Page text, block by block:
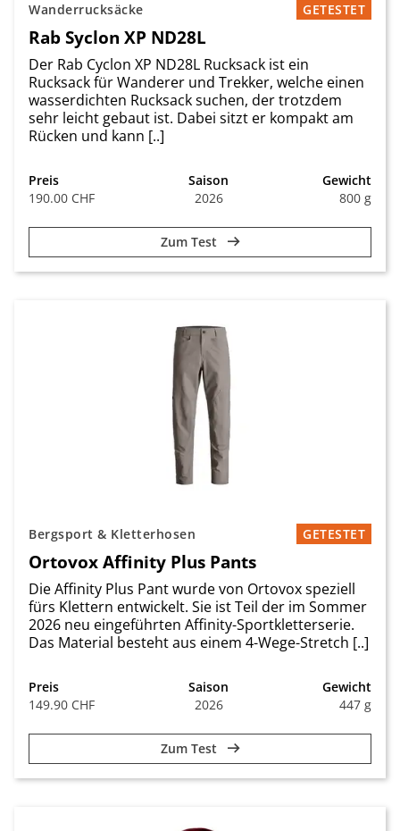
Wanderrucksäcke GETESTET
Rab Syclon XP ND28L
Der Rab Cyclon XP ND28L Rucksack ist ein
Rucksack für Wanderer und Trekker, welche einen
wasserdichten Rucksack suchen, der trotzdem
sehr leicht gebaut ist. Dabei sitzt er kompakt am
Rücken und kann [..]
Preis
190.00 CHF
Saison
2026
Gewicht
800 g
Zum Test
Bergsport & Kletterhosen GETESTET
Ortovox Affinity Plus Pants
Die Affinity Plus Pant wurde von Ortovox speziell
fürs Klettern entwickelt. Sie ist Teil der im Sommer
2026 neu eingeführten Affinity-Sportkletterserie.
Das Material besteht aus einem 4-Wege-Stretch [..]
Preis
149.90 CHF
Saison
2026
Gewicht
447 g
Zum Test